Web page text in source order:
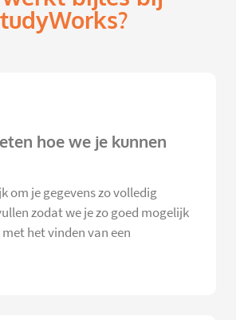
hoe we je kunnen
om je gegevens zo volledig
zodat we je zo goed mogelijk
het vinden van een